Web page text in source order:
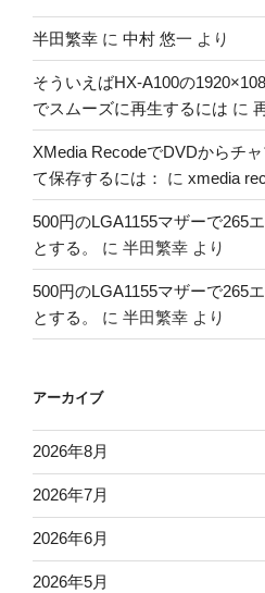
半田繁幸 に 中村 悠一 より
そういえばHX-A100の
でスムーズに再生するには に
XMedia RecodeでDVDからチ
て保存するには：
に xmedia
500円のLGA1155マザーで265
とする。
に 半田繁幸 より
500円のLGA1155マザーで265
とする。
に 半田繁幸 より
アーカイブ
2026年8月
2026年7月
2026年6月
2026年5月